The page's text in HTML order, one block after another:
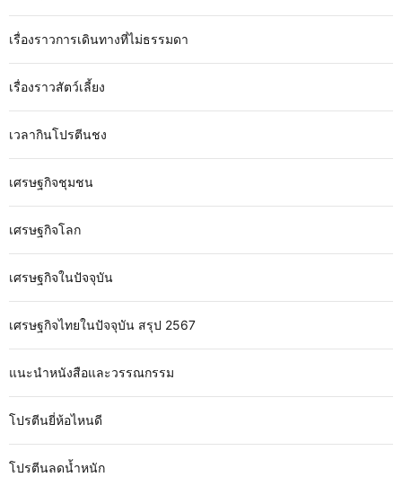
เรื่องราวการเดินทางที่ไม่ธรรมดา
เรื่องราวสัตว์เลี้ยง
เวลากินโปรตีนชง
เศรษฐกิจชุมชน
เศรษฐกิจโลก
เศรษฐกิจในปัจจุบัน
เศรษฐกิจไทยในปัจจุบัน สรุป 2567
แนะนำหนังสือและวรรณกรรม
โปรตีนยี่ห้อไหนดี
โปรตีนลดน้ำหนัก